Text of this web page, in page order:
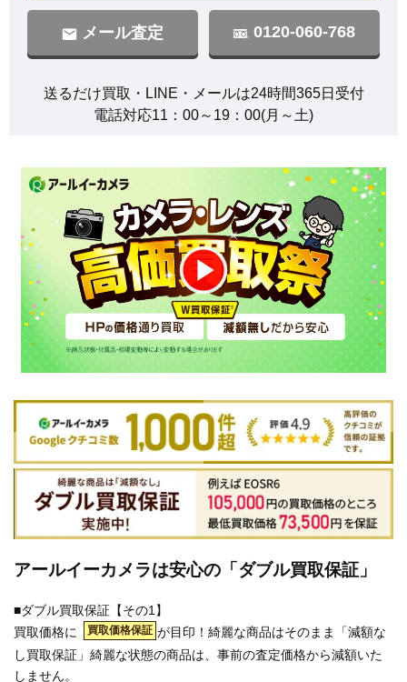
メール査定 0120-060-768
送るだけ買取・LINE・メールは24時間365日受付
電話対応11：00～19：00(月～土)
アールイーカメラは安心の「ダブル買取保証」
■ダブル買取保証【その1】
買取価格に
買取価格保証 が目印！綺麗な商品はそのまま「減額な
し買取保証」綺麗な状態の商品は、事前の査定価格から減額いた
しません。